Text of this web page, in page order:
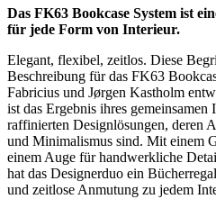
Das FK63 Bookcase System ist
für jede Form von Interieur.
Elegant, flexibel, zeitlos. Diese
Beschreibung für das FK63
Fabricius und Jørgen Kastholm
ist das Ergebnis ihres gemeinsamen
raffinierten Designlösungen, deren
und Minimalismus sind. Mit einem
einem Auge für handwerkliche
hat das Designerduo ein
und zeitlose Anmutung zu jedem